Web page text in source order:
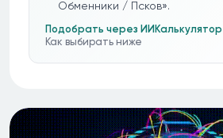
Обменники / Псков».
Подобрать через ИИ Калькулятор
Как выбирать ниже